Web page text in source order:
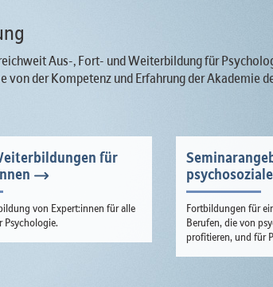
Aus-, Fort- und Weiterbildung für
von der Kompetenz und Erfahrung der Akademie
für
von Expert:innen für alle
Psychologie.
Fortbildungen für
Berufen, die von
profitieren, und für